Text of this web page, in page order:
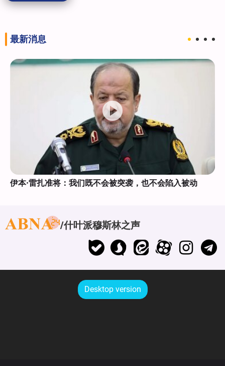
最新消息
伊本·雷扎准将：我们既不会被突袭，也不会陷入被动
什叶派穆斯林之声
Desktop version